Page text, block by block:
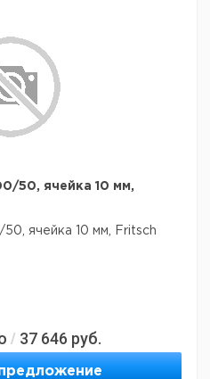
50, ячейка 10 мм,
ячейка 10 мм, Fritsch
/ 37 646 руб.